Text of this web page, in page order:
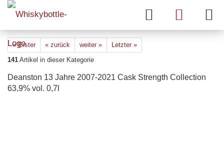
« Erster « zurück weiter »
Letzter »
141 Artikel in dieser Kategorie
Deanston 13 Jahre 2007-2021 Cask Strength Collection
63,9% vol. 0,7l